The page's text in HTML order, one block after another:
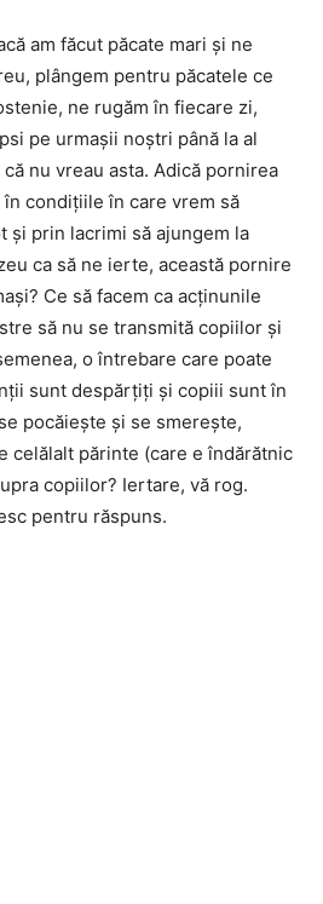
am făcut păcate mari şi ne
plângem pentru păcatele ce
ne rugăm în fiecare zi,
pe urmaşii noştri până la al
nu vreau asta. Adică pornirea
condițiile în care vrem să
şi prin lacrimi să ajungem la
ca să ne ierte, această pornire
Ce să facem ca acținunile
să nu se transmită copiilor şi
o întrebare care poate
sunt despărţiţi şi copiii sunt în
pocăieşte şi se smereşte,
celălalt părinte (care e îndărătnic
copiilor? Iertare, vă rog.
pentru răspuns.